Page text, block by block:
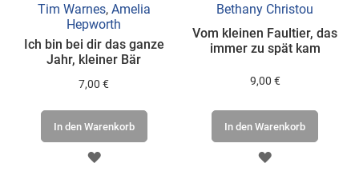
Tim Warnes, Amelia
Hepworth
Ich bin bei dir das ganze
Jahr, kleiner Bär
7,00 €
In den Warenkorb
ZUR
Bethany Christou
Vom kleinen Faultier, das
immer zu spät kam
9,00 €
In den Warenkorb
ZUR